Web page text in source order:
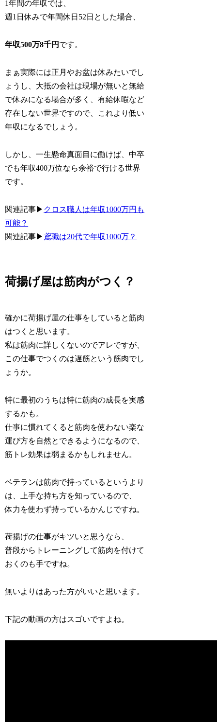
1年間の年収では、
週1日休みで年間休日52日とした場合、
年収500万8千円 です。
まぁ実際には正月やお盆は休みたいでし
ょうし、大抵の会社は現場が無いと無給
で休みになる場合が多く、有給休暇など
存在しない世界ですので、これより低い
年収になるでしょう。
しかし、一生懸命真面目に働けば、中卒
でも年収400万位なら余裕で行ける世界
です。
関連記事▶︎ クロス職人は年収1000万円も
可能？
関連記事▶︎鳶職は20代で年収1000万？
荷揚げ屋は筋肉がつく？
確かに荷揚げ屋の仕事をしていると筋肉
はつくと思います。
私は筋肉に詳しくないのでアレですが、
この仕事でつくのは遅筋という筋肉でし
ょうか。
特に最初のうちは特に筋肉の成長を実感
するかも。
仕事に慣れてくると筋肉を使わない楽な
運び方を自然とできるようになるので、
筋トレ効果は弱まるかもしれません。
ベテランは筋肉で持っているというより
は、上手な持ち方を知っているので、
体力を使わず持っているかんじですね。
荷揚げの仕事がキツいと思うなら、
普段からトレーニングして筋肉を付けて
おくのも手ですね。
無いよりはあった方がいいと思います。
下記の動画の方はスゴいですよね。